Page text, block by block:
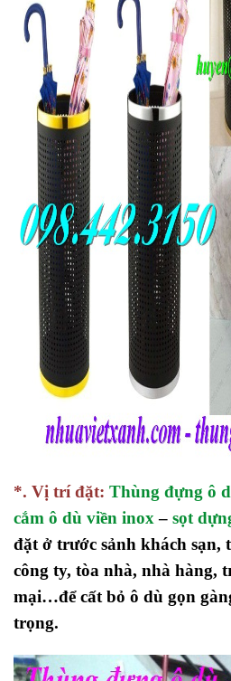
*. Vị trí đặt: Thùng đựng ô
cắm ô dù viền inox– sọt
đặt ở trước sảnh khách sạn,
công ty, tòa nhà, nhà hàng,
mại…để cất bỏ ô dù gọn
trọng.